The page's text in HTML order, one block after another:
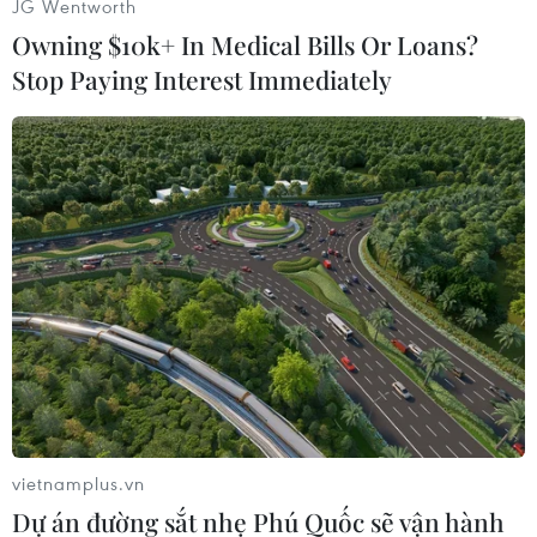
#Cộng hòa Séc #Bầu cử
#Khủng hoảng chính trị
#Hối lộ
Séc
Theo dõi VietnamPlus
JG Wentworth
Owning $10k+ In Medical Bills Or Loans?
Stop Paying Interest Immediately
vietnamplus.vn
Dự án đường sắt nhẹ Phú Quốc sẽ vận hành